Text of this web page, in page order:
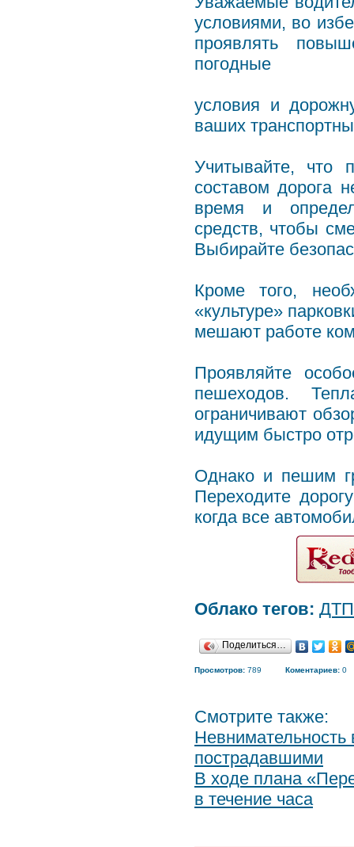
условиями, во
проявлять
погодные
условия и
ваших
Учитывайте, что
составом дорога
время и
средств, чтобы
Выбирайте
Кроме того,
«культуре»
мешают работе
Проявляйте
пешеходов.
ограничивают
идущим быстро
Однако и пешим
Переходите
когда все
Облако тегов: ДТП
Поделиться…
Просмотров: 789 Коментариев: 0
Смотрите также:
пострадавшими
В ходе плана
в течение часа